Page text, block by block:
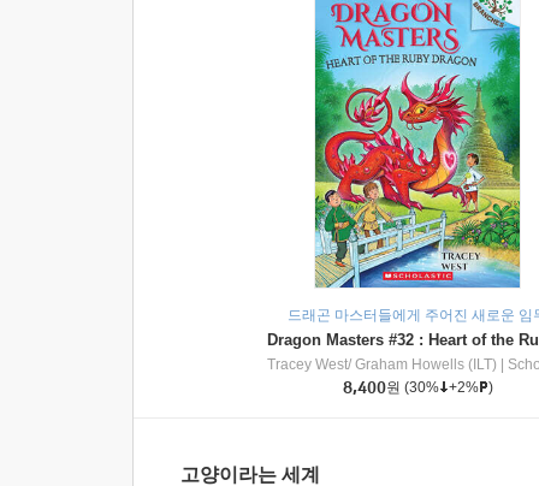
드래곤 마스터들에게 주어진 새로운 임
Tracey West/ Graham Howells (ILT)
8,400원 (30% +2% )
고양이라는 세계